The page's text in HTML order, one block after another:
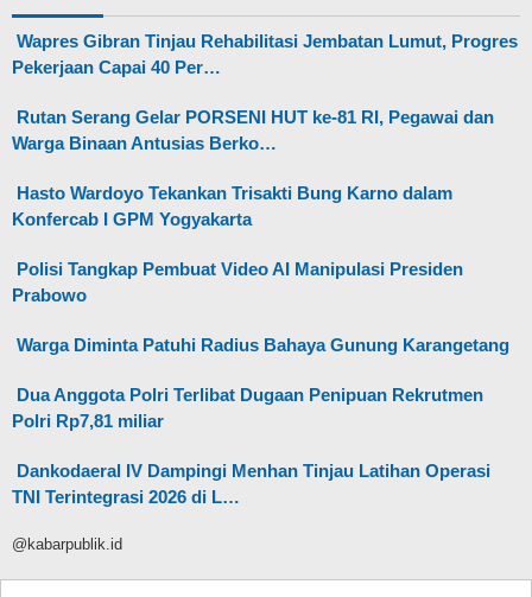
Wapres Gibran Tinjau Rehabilitasi Jembatan Lumut, Progres
Pekerjaan Capai 40 Per…
Rutan Serang Gelar PORSENI HUT ke-81 RI, Pegawai dan
Warga Binaan Antusias Berko…
Hasto Wardoyo Tekankan Trisakti Bung Karno dalam
Konfercab I GPM Yogyakarta
Polisi Tangkap Pembuat Video AI Manipulasi Presiden
Prabowo
Warga Diminta Patuhi Radius Bahaya Gunung Karangetang
Dua Anggota Polri Terlibat Dugaan Penipuan Rekrutmen
Polri Rp7,81 miliar
Dankodaeral IV Dampingi Menhan Tinjau Latihan Operasi
TNI Terintegrasi 2026 di L…
@kabarpublik.id